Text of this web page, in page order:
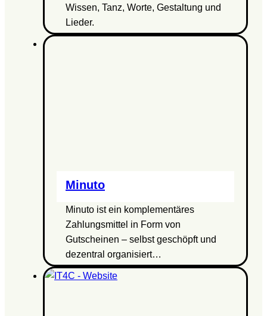
Wissen, Tanz, Worte, Gestaltung und
Lieder.
Minuto
Minuto ist ein komplementäres
Zahlungsmittel in Form von
Gutscheinen – selbst geschöpft und
dezentral organisiert…